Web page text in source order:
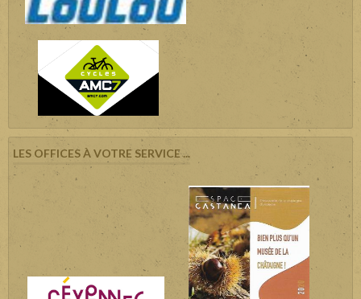
LES OFFICES À VOTRE SERVICE ...